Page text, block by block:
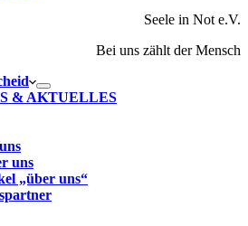
Seele in Not e.V.
Bei uns zählt der Mensch
& AKTUELLES
uns
„über uns“